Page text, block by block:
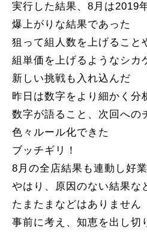
実行した結果、8月は2019
爆上がりな結果であった
狙って組人数を上げること
組単価を上げるようなシカ
新しい挑戦も入れ込んだ
昨日は数字をより細かく分
数字が語ること、次回への
色々ルール化できた
ブッチギリ！
8月の全店結果も連動し好
やはり、原因のない結果な
たまたまなどはありません
事前に考え、知恵を出し切